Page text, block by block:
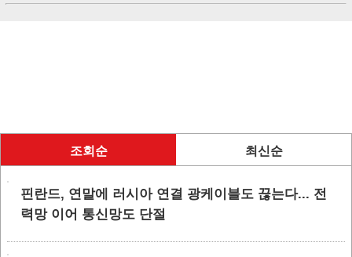
조회순 최신순
핀란드, 연말에 러시아 연결 광케이블도 끊는다... 전
력망 이어 통신망도 단절